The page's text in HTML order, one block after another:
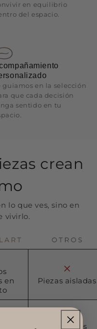
en equilibrio
del espacio.
guiamos en la selección
que cada decisión
sentido en tu
crean
lo que ves, sino en
vivirlo.
en
Piezas aisladas
Materiales